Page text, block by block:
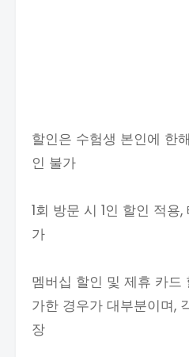
할인은 수험생 본인에 한
인 불가
1회 방문 시 1인 할인 적용
가
멤버십 할인 및 제휴 카드
가한 경우가 대부분이며,
장